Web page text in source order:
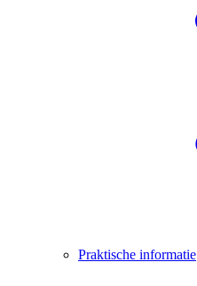
Praktische informatie